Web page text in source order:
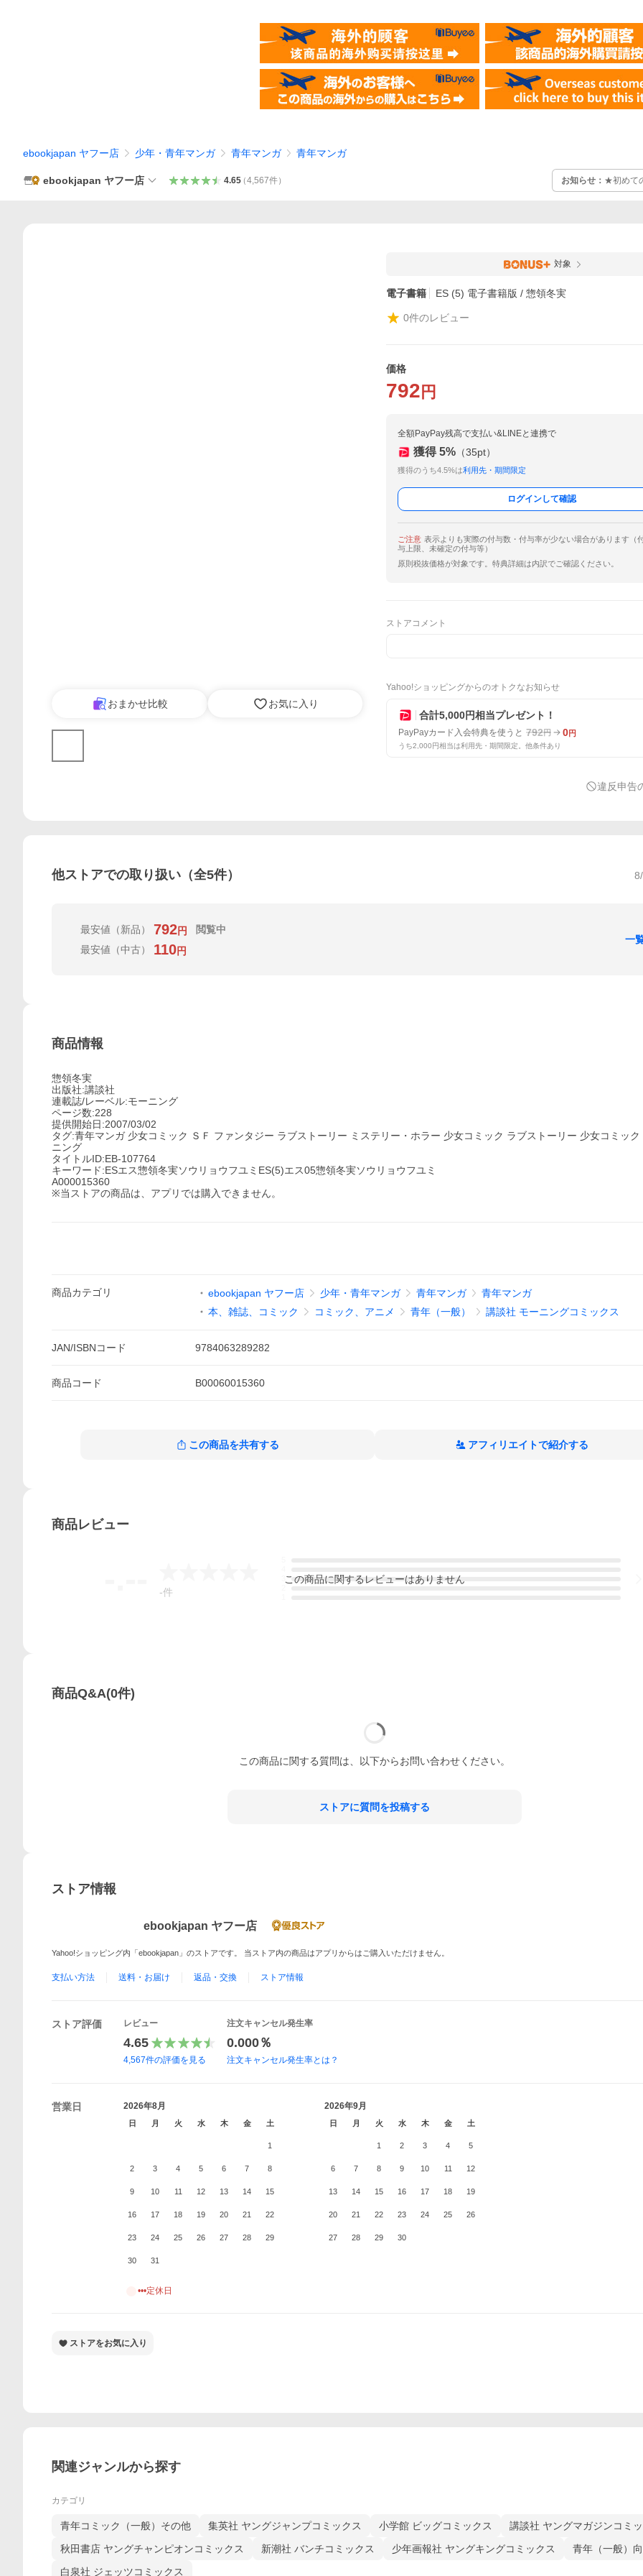
ebookjapan ヤフー店 少年・青年マンガ 青年マンガ 青年マンガ
ebookjapan ヤフー店 4.65（4,567件） お知らせ： ★初めて
おまかせ比較 お気に入り
対象
電子書籍 ES (5) 電子書籍版 / 惣領冬実
0件のレビュー
価格
792 円
全額PayPay残高で支払い&LINEと連携で
獲得 5% （35pt）
獲得のうち4.5%は利用先・期間限定
ログインして確認
ご注意 表示よりも実際の付与数・付与率が少ない場合があります（
与上限、未確定の付与等）
原則税抜価格が対象です。特典詳細は内訳でご確認ください。
ストアコメント
Yahoo!ショッピングからのオトクなお知らせ
合計5,000円相当プレゼント！
PayPayカード入会特典を使うと 792円 0円
うち2,000円相当は利用先・期間限定。他条件あり
違反申告
他ストアでの取り扱い（全5件）
最安値 （新品） 792円
閲覧中
最安値 （中古） 110円
一
商品情報
惣領冬実
出版社:講談社
連載誌/レーベル:モーニング
ページ数:228
提供開始日:2007/03/02
タグ:青年マンガ 少女コミック ＳＦ ファンタジー ラブストーリー ミステリー・ホラー 少女コミック ラブストーリー 少女コミック
ニング
タイトルID:EB-107764
キーワード:ESエス惣領冬実ソウリョウフユミES(5)エス05惣領冬実ソウリョウフユミ
A000015360
※当ストアの商品は、アプリでは購入できません。
商品カテゴリ ebookjapan ヤフー店 少年・青年マンガ 青年マンガ
青年マンガ
本、雑誌、コミック
コミック、アニメ 青年（一般） 講談社 モーニングコミックス
JAN/ISBNコード 9784063289282
商品コード B00060015360
この商品を共有する アフィリエイトで紹介する
商品レビュー
-件
この商品に関するレビューはありません
商品Q&A(0件)
この商品に関する質問は、以下からお問い合わせください。
ストアに質問を投稿する
ストア情報
ebookjapan ヤフー店
Yahoo!ショッピング内「ebookjapan」のストアです。 当ストア内の商品はアプリからはご購入いただけません。
支払い方法 送料・お届け 返品・交換 ストア情報
ストア評価 レビュー
4.65
4,567件の評価を見る
注文キャンセル発生率
0.000％
注文キャンセル発生率とは？
営業日 2026年8月
日 月 火 水 木 金 土
1
2 3 4 5 6 7 8
9 10 11 12 13 14 15
16 17 18 19 20 21 22
23 24 25 26 27 28 29
30 31
2026年9月
日 月 火 水 木 金 土
1 2 3 4 5
6 7 8 9 10 11 12
13 14 15 16 17 18 19
20 21 22 23 24 25 26
27 28 29 30
•••定休日
ストアをお気に入り
関連ジャンルから探す
カテゴリ
青年コミック（一般）その他 集英社 ヤングジャンプコミックス 小学館 ビッグコミックス 講談社 ヤングマガジンコミ
秋田書店 ヤングチャンピオンコミックス
新潮社 バンチコミックス 少年画報社 ヤングキングコミックス
青年（一般）
白泉社 ジェッツコミックス